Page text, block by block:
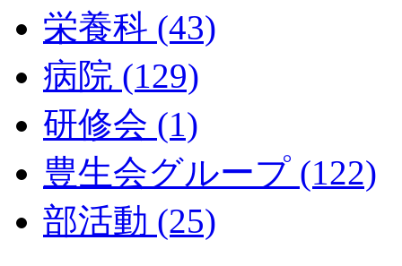
栄養科 (43)
病院 (129)
研修会 (1)
豊生会グループ (122)
部活動 (25)